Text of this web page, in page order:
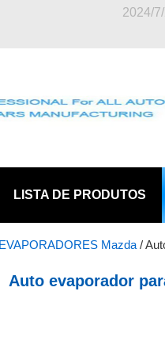
2024/
LISTA DE PRODUTOS
EVAPORADORES Mazda /
Auto evaporador